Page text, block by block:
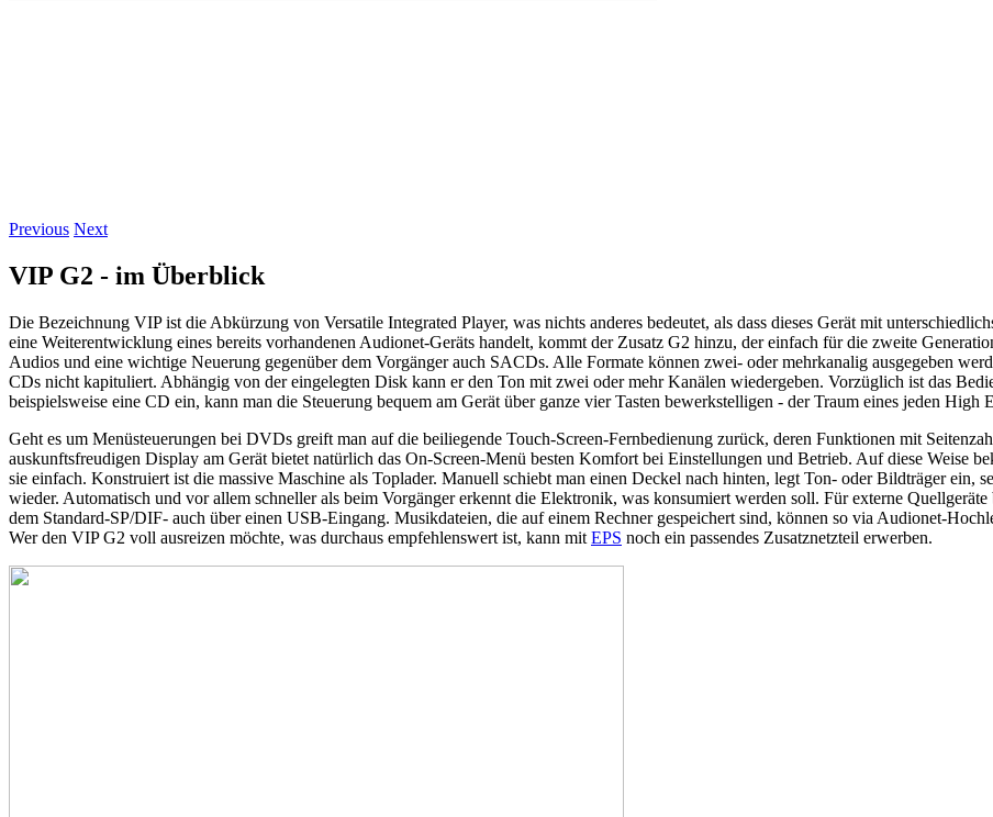
Previous Next
VIP G2 - im Überblick
Die Bezeichnung VIP ist die Abkürzung von Versatile Integrated Player, was nichts anderes bedeutet, als dass dieses Gerät mit
eine Weiterentwicklung eines bereits vorhandenen Audionet-Geräts handelt, kommt der Zusatz G2 hinzu, der einfach für die zweite
Audios und eine wichtige Neuerung gegenüber dem Vorgänger auch SACDs. Alle Formate können zwei- oder mehrkanalig ausgegeben
CDs nicht kapituliert. Abhängig von der eingelegten Disk kann er den Ton mit zwei oder mehr Kanälen wiedergeben. Vorzüglich ist das
beispielsweise eine CD ein, kann man die Steuerung bequem am Gerät über ganze vier Tasten bewerkstelligen - der Traum eines jeden High
Geht es um Menüsteuerungen bei DVDs greift man auf die beiliegende Touch-Screen-Fernbedienung zurück, deren Funktionen mit
auskunftsfreudigen Display am Gerät bietet natürlich das On-Screen-Menü besten Komfort bei Einstellungen und Betrieb. Auf diese Weise
sie einfach. Konstruiert ist die massive Maschine als Toplader. Manuell schiebt man einen Deckel nach hinten, legt Ton- oder Bildträger ein,
wieder. Automatisch und vor allem schneller als beim Vorgänger erkennt die Elektronik, was konsumiert werden soll. Für externe
dem Standard-SP/DIF- auch über einen USB-Eingang. Musikdateien, die auf einem Rechner gespeichert sind, können so via Audionet-
Wer den VIP G2 voll ausreizen möchte, was durchaus empfehlenswert ist, kann mit EPS noch ein passendes Zusatznetzteil erwerben.